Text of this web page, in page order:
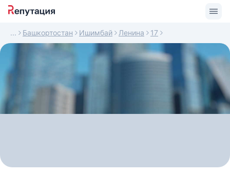
Башкортостан Ишимбай Ленина 17